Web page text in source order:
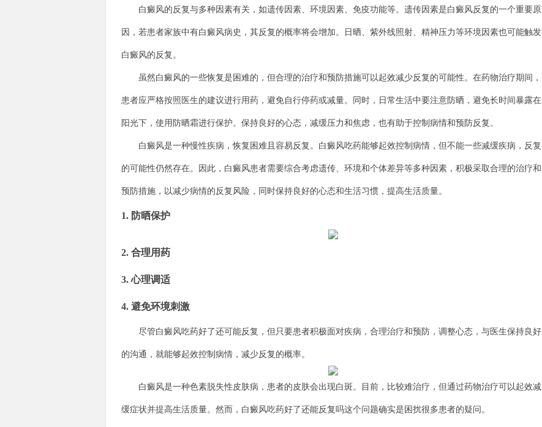
白癜风的反复与多种因素有关，如遗传因素、环境因素、免疫功能等。遗传因素是白癜风反复的一个重要原
因，若患者家族中有白癜风病史，其反复的概率将会增加。日晒、紫外线照射、精神压力等环境因素也可能触发
白癜风的反复。
虽然白癜风的一些恢复是困难的，但合理的治疗和预防措施可以起效减少反复的可能性。在药物治疗期间，
患者应严格按照医生的建议进行用药，避免自行停药或减量。同时，日常生活中要注意防晒，避免长时间暴露在
阳光下，使用防晒霜进行保护。保持良好的心态，减缓压力和焦虑，也有助于控制病情和预防反复。
白癜风是一种慢性疾病，恢复困难且容易反复。白癜风吃药能够起效控制病情，但不能一些减缓疾病，反复
的可能性仍然存在。因此，白癜风患者需要综合考虑遗传、环境和个体差异等多种因素，积极采取合理的治疗和
预防措施，以减少病情的反复风险，同时保持良好的心态和生活习惯，提高生活质量。
1. 防晒保护
2. 合理用药
3. 心理调适
4. 避免环境刺激
尽管白癜风吃药好了还可能反复，但只要患者积极面对疾病，合理治疗和预防，调整心态，与医生保持良好
的沟通，就能够起效控制病情，减少反复的概率。
白癜风是一种色素脱失性皮肤病，患者的皮肤会出现白斑。目前，比较难治疗，但通过药物治疗可以起效减
缓症状并提高生活质量。然而，白癜风吃药好了还能反复吗这个问题确实是困扰很多患者的疑问。